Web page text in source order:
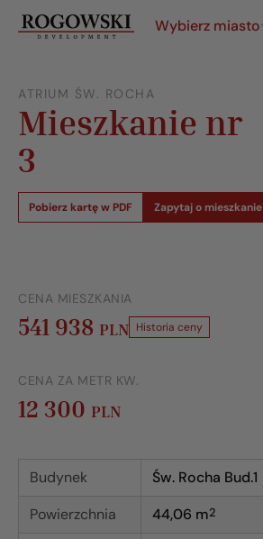
Wybierz miasto
ATRIUM ŚW. ROCHA
Mieszkanie nr
3
Pobierz kartę w PDF Zapytaj o mieszkanie
CENA MIESZKANIA
541 938 PLN Historia ceny
CENA ZA METR KW.
12 300 PLN
Budynek
Św. Rocha Bud.1
Powierzchnia
44,06 m2